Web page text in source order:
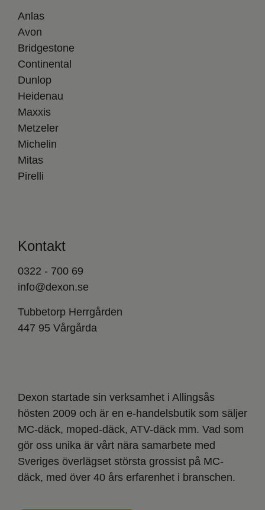
Anlas
Avon
Bridgestone
Continental
Dunlop
Heidenau
Maxxis
Metzeler
Michelin
Mitas
Pirelli
Kontakt
0322 - 700 69
info@dexon.se
Tubbetorp Herrgården
447 95 Vårgårda
Dexon startade sin verksamhet i Allingsås
hösten 2009 och är en e-handelsbutik som säljer
MC-däck, moped-däck, ATV-däck mm. Vad som
gör oss unika är vårt nära samarbete med
Sveriges överlägset största grossist på MC-
däck, med över 40 års erfarenhet i branschen.